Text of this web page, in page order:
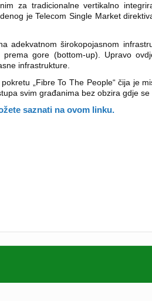
za tradicionalne vertikalno
je Telecom Single Market
adekvatnom širokopojasnom
gore (bottom-up). Upravo
infrastrukture.
„Fibre To The People“ čija je
svim građanima bez obzira gdje se
saznati na ovom linku.